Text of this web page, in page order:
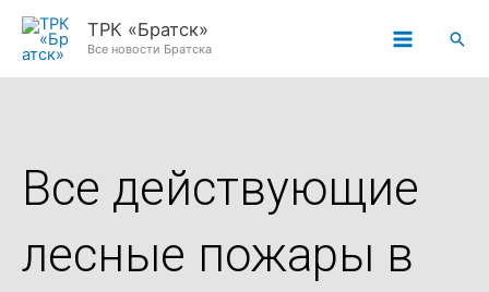
Перейти
ТРК «Братск»
Все новости Братска
Все действующие
лесные пожары в